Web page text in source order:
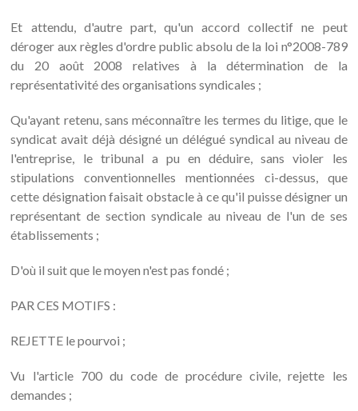
Et attendu, d'autre part, qu'un accord collectif ne peut
déroger aux règles d'ordre public absolu de la loi n°2008-789
du 20 août 2008 relatives à la détermination de la
représentativité des organisations syndicales ;
Qu'ayant retenu, sans méconnaître les termes du litige, que le
syndicat avait déjà désigné un délégué syndical au niveau de
l'entreprise, le tribunal a pu en déduire, sans violer les
stipulations conventionnelles mentionnées ci-dessus, que
cette désignation faisait obstacle à ce qu'il puisse désigner un
représentant de section syndicale au niveau de l'un de ses
établissements ;
D'où il suit que le moyen n'est pas fondé ;
PAR CES MOTIFS :
REJETTE le pourvoi ;
Vu l'article 700 du code de procédure civile, rejette les
demandes ;